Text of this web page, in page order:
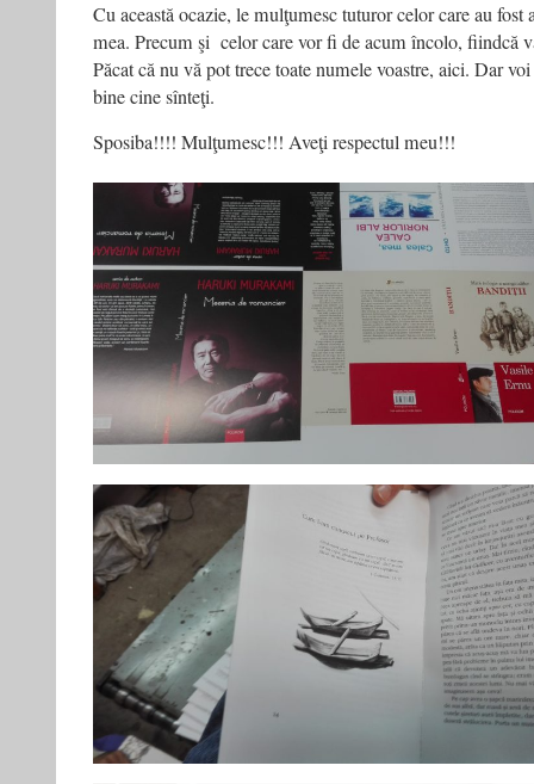
Cu această ocazie, le mulţumesc tuturor celor care au fost
mea. Precum şi celor care vor fi de acum încolo, fiindcă
Păcat că nu vă pot trece toate numele voastre, aici. Dar
bine cine sînteţi.
Sposiba!!!! Mulţumesc!!! Aveţi respectul meu!!!